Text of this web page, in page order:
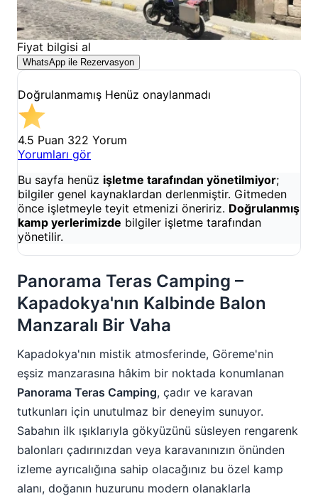
Fiyat bilgisi al
WhatsApp ile Rezervasyon
Doğrulanmamış Henüz onaylanmadı
4.5 Puan 322 Yorum
Yorumları gör
Bu sayfa henüz işletme tarafından yönetilmiyor;
bilgiler genel kaynaklardan derlenmiştir. Gitmeden
önce işletmeyle teyit etmenizi öneririz. Doğrulanmış
kamp yerlerimizde bilgiler işletme tarafından
yönetilir.
Panorama Teras Camping –
Kapadokya'nın Kalbinde Balon
Manzaralı Bir Vaha
Kapadokya'nın mistik atmosferinde, Göreme'nin
eşsiz manzarasına hâkim bir noktada konumlanan
Panorama Teras Camping, çadır ve karavan
tutkunları için unutulmaz bir deneyim sunuyor.
Sabahın ilk ışıklarıyla gökyüzünü süsleyen rengarenk
balonları çadırınızdan veya karavanınızın önünden
izleme ayrıcalığına sahip olacağınız bu özel kamp
alanı, doğanın huzurunu modern olanaklarla